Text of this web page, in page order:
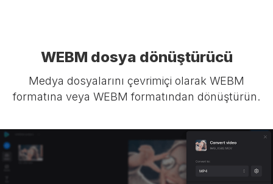
WEBM dosya dönüştürücü
Medya dosyalarını çevrimiçi olarak WEBM
formatına veya WEBM formatından dönüştürün.